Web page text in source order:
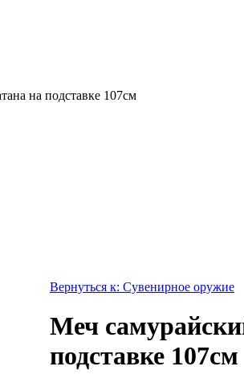
на подставке 107см
Вернуться к: Сувенирное оружие
Меч
подставке 107см